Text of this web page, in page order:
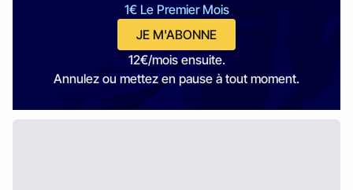
1€ Le Premier Mois
JE M'ABONNE
12€/mois ensuite.
Annulez ou mettez en pause à tout moment.